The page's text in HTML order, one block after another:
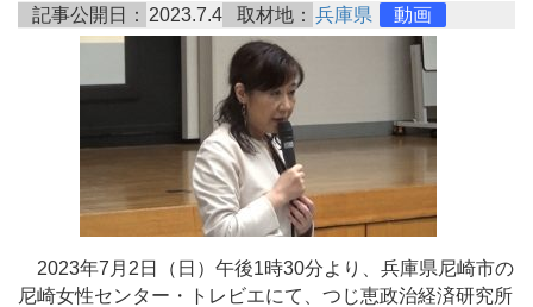
記事公開日： 2023.7.4 取材地： 兵庫県 動画
2023年7月2日（日）午後1時30分より、兵庫県尼崎市の
尼崎女性センター・トレビエにて、つじ恵政治経済研究所